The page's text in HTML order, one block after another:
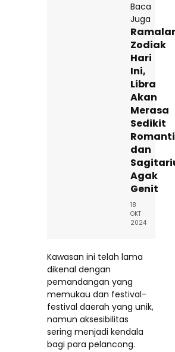
Baca
Juga
Zodiak
Hari
Ini,
Libra
Akan
Merasa
Sedikit
dan
Agak
Genit
18
OKT
2024
Kawasan ini telah lama
dikenal dengan
pemandangan yang
memukau dan festival-
festival daerah yang unik,
namun aksesibilitas
sering menjadi kendala
bagi para pelancong.